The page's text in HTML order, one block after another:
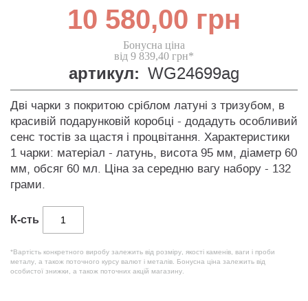
10 580,00 грн
Бонусна ціна
від 9 839,40 грн*
артикул: WG24699ag
Дві чарки з покритою сріблом латуні з тризубом, в
красивій подарунковій коробці - додадуть особливий
сенс тостів за щастя і процвітання. Характеристики
1 чарки: матеріал - латунь, висота 95 мм, діаметр 60
мм, обсяг 60 мл. Ціна за середню вагу набору - 132
грами.
К-сть
*Вартість конкретного виробу залежить від розміру, якості каменів, ваги і проби
металу, а також поточного курсу валют і металів. Бонусна ціна залежить від
особистої знижки, а також поточних акцій магазину.